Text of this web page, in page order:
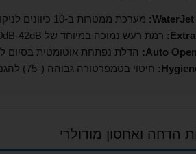
WaterJet מערכת ממטרות ב-10 כיוונים לניקוי יסודי של כל כלי.
רמת רעש נמוכה במיוחד של 40dB-42dB בלבד.
Auto
הדלת נפתחת אוטומטית בסיום
חיטוי בטמפרטורה גבוהה (75°) להגנה מקסימלית.
הדחה ואחסון מודולרי